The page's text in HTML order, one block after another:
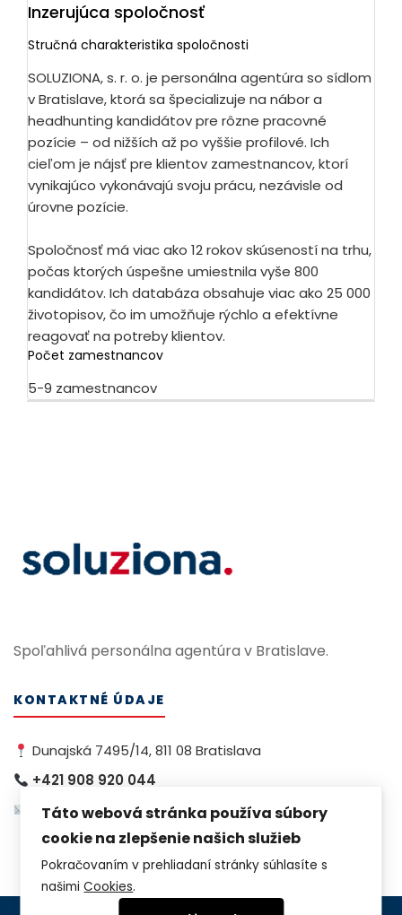
Inzerujúca spoločnosť
Stručná charakteristika spoločnosti
SOLUZIONA, s. r. o. je personálna agentúra so sídlom
v Bratislave, ktorá sa špecializuje na nábor a
headhunting kandidátov pre rôzne pracovné
pozície – od nižších až po vyššie profilové. Ich
cieľom je nájsť pre klientov zamestnancov, ktorí
vynikajúco vykonávajú svoju prácu, nezávisle od
úrovne pozície.
Spoločnosť má viac ako 12 rokov skúseností na trhu,
počas ktorých úspešne umiestnila vyše 800
kandidátov. Ich databáza obsahuje viac ako 25 000
životopisov, čo im umožňuje rýchlo a efektívne
reagovať na potreby klientov.
Počet zamestnancov
5-9 zamestnancov
Spoľahlivá personálna agentúra v Bratislave.
KONTAKTNÉ ÚDAJE
Dunajská 7495/14, 811 08 Bratislava
+421 908 920 044
info@soluziona.sk
Táto webová stránka používa súbory
cookie na zlepšenie našich služieb
Pokračovaním v prehliadaní stránky súhlasíte s
našimiCookies.